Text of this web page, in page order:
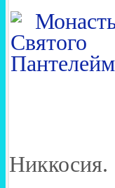
Никкосия.